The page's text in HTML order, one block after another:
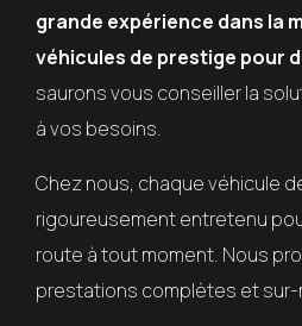
grande expérience dans la
véhicules de prestige pour
saurons vous conseiller la
à vos besoins.
Chez nous, chaque véhicule
rigoureusement entretenu
route à tout moment. Nous
prestations complètes et sur-